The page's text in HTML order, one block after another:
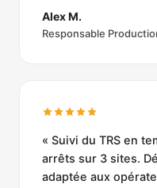
Alex M.
Responsable
« Suivi du TRS en
arrêts sur 3 sites.
adaptée aux